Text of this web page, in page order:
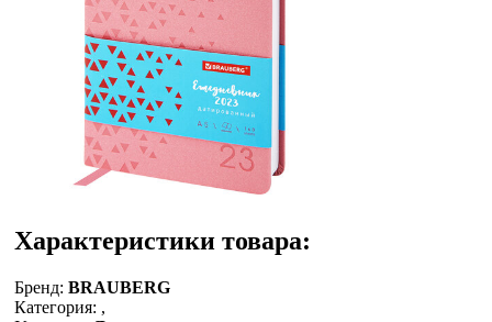
Характеристики товара:
Бренд: BRAUBERG
Категория: ,